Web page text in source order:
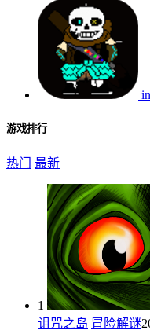
游戏排行
热门 最新
1
诅咒之岛 冒险解谜